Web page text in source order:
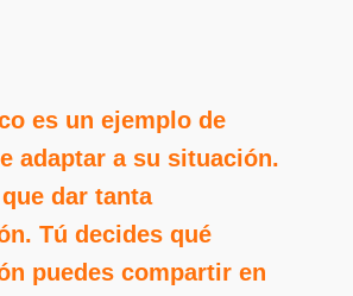
es un ejemplo de
adaptar a su situación.
dar tanta
Tú decides qué
puedes compartir en